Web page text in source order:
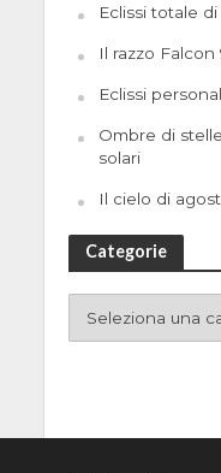
Eclissi totale
Il razzo Falcon
Eclissi
Ombre di
solari
Il cielo di
Categorie